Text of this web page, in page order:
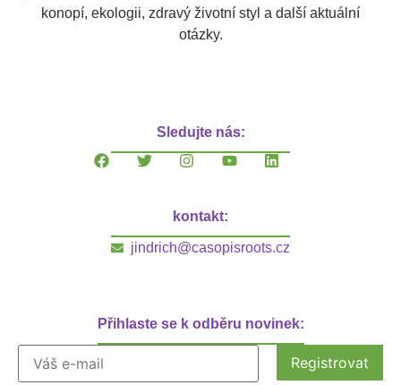
konopí, ekologii, zdravý životní styl a další aktuální
otázky.
Sledujte nás:
kontakt:
jindrich@casopisroots.cz
Přihlaste se k odběru novinek: